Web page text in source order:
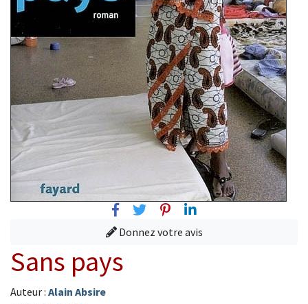
FacebookTwitterPinterest
Linkedin
Donnez votre avis
Sans pays
Auteur : Alain Absire